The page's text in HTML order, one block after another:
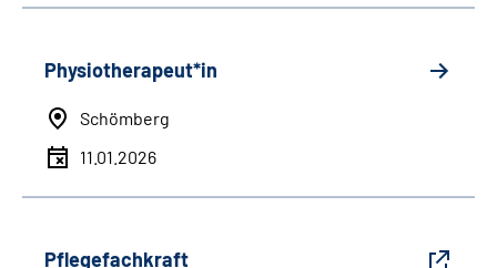
Physiotherapeut*in
Schömberg
11.01.2026
Pflegefachkraft